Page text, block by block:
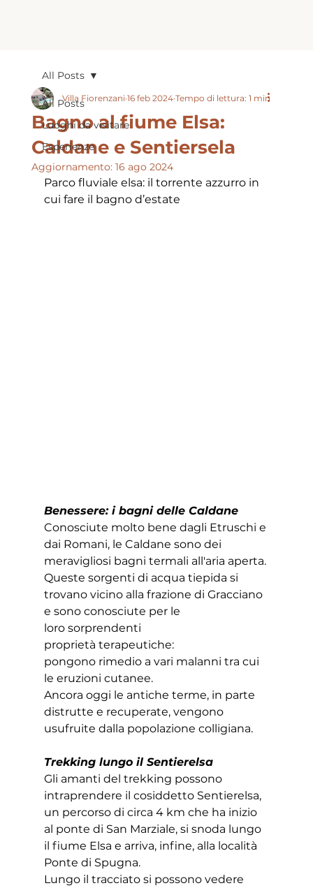
All Posts
Luoghi da visitare
Esperienze
All Posts
Bagno al fiume Elsa:
Caldane e Sentiersela
Villa Fiorenzani 16 feb 2024 Tempo di lettura: 1 min
Aggiornamento: 16 ago 2024
Parco fluviale elsa: il torrente azzurro in
cui fare il bagno d’estate
Benessere: i bagni delle Caldane
Conosciute molto bene dagli Etruschi e
dai Romani, le Caldane sono dei
meravigliosi bagni termali all'aria aperta.
Queste sorgenti di acqua tiepida si
trovano vicino alla frazione di Gracciano
e sono conosciute per le
loro sorprendenti
proprietà terapeutiche:
pongono rimedio a vari malanni tra cui
le eruzioni cutanee.
Ancora oggi le antiche terme, in parte
distrutte e recuperate, vengono
usufruite dalla popolazione colligiana.
Trekking lungo il Sentierelsa
Gli amanti del trekking possono
intraprendere il cosiddetto Sentierelsa,
un percorso di circa 4 km che ha inizio
al ponte di San Marziale, si snoda lungo
il fiume Elsa e arriva, infine, alla località
Ponte di Spugna.
Lungo il tracciato si possono vedere